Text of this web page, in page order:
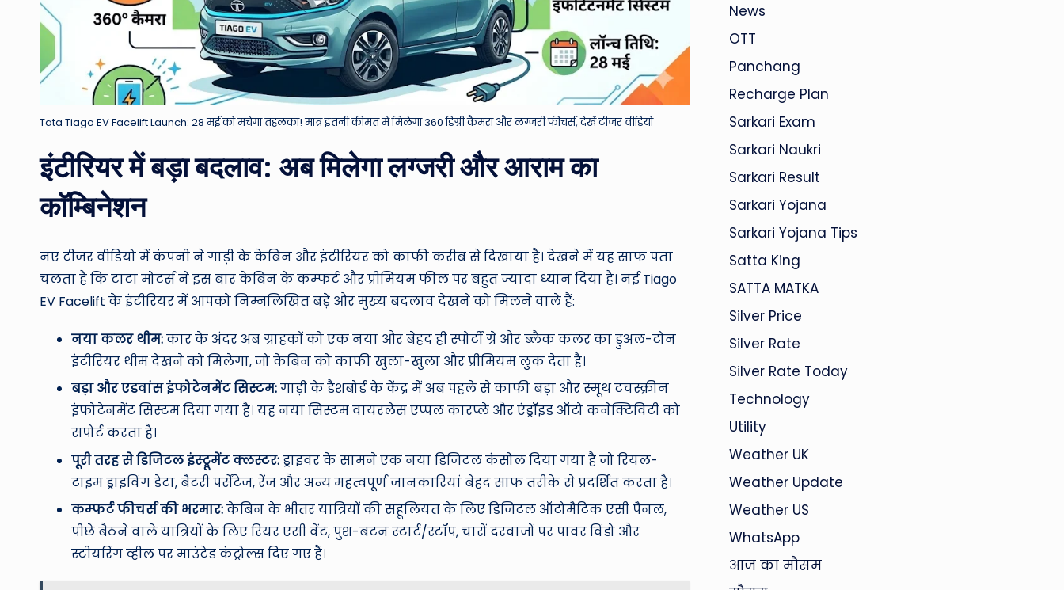
Tata Tiago EV Facelift Launch: 28 मई को मचेगा तहलका! मात्र इतनी कीमत में मिलेगा 360 डिग्री कैमरा और लग्जरी फीचर्स, देखें टीजर वीडियो
इंटीरियर में बड़ा बदलाव: अब मिलेगा लग्जरी और आराम का
कॉम्बिनेशन
नए टीजर वीडियो में कंपनी ने गाड़ी के केबिन और इंटीरियर को काफी करीब से दिखाया है। देखने में यह साफ पता
चलता है कि टाटा मोटर्स ने इस बार केबिन के कम्फर्ट और प्रीमियम फील पर बहुत ज्यादा ध्यान दिया है। नई Tiago
EV Facelift के इंटीरियर में आपको निम्नलिखित बड़े और मुख्य बदलाव देखने को मिलने वाले हैं:
नया कलर थीम:कार के अंदर अब ग्राहकों को एक नया और बेहद ही स्पोर्टी ग्रे और ब्लैक कलर का डुअल-टोन
इंटीरियर थीम देखने को मिलेगा, जो केबिन को काफी खुला-खुला और प्रीमियम लुक देता है।
बड़ा और एडवांस इंफोटेनमेंट सिस्टम:गाड़ी के डैशबोर्ड के केंद्र में अब पहले से काफी बड़ा और स्मूथ टचस्क्रीन
इंफोटेनमेंट सिस्टम दिया गया है। यह नया सिस्टम वायरलेस एप्पल कारप्ले और एंड्रॉइड ऑटो कनेक्टिविटी को
सपोर्ट करता है।
पूरी तरह से डिजिटल इंस्ट्रूमेंट क्लस्टर:ड्राइवर के सामने एक नया डिजिटल कंसोल दिया गया है जो रियल-
टाइम ड्राइविंग डेटा, बैटरी पर्सेंटेज, रेंज और अन्य महत्वपूर्ण जानकारियां बेहद साफ तरीके से प्रदर्शित करता है।
कम्फर्ट फीचर्स की भरमार:केबिन के भीतर यात्रियों की सहूलियत के लिए डिजिटल ऑटोमैटिक एसी पैनल,
पीछे बैठने वाले यात्रियों के लिए रियर एसी वेंट, पुश-बटन स्टार्ट/स्टॉप, चारों दरवाजों पर पावर विंडो और
स्टीयरिंग व्हील पर माउंटेड कंट्रोल्स दिए गए हैं।
News
OTT
Panchang
Recharge Plan
Sarkari Exam
Sarkari Naukri
Sarkari Result
Sarkari Yojana
Sarkari Yojana Tips
Satta King
SATTA MATKA
Silver Price
Silver Rate
Silver Rate Today
Technology
Utility
Weather UK
Weather Update
Weather US
WhatsApp
आज का मौसम